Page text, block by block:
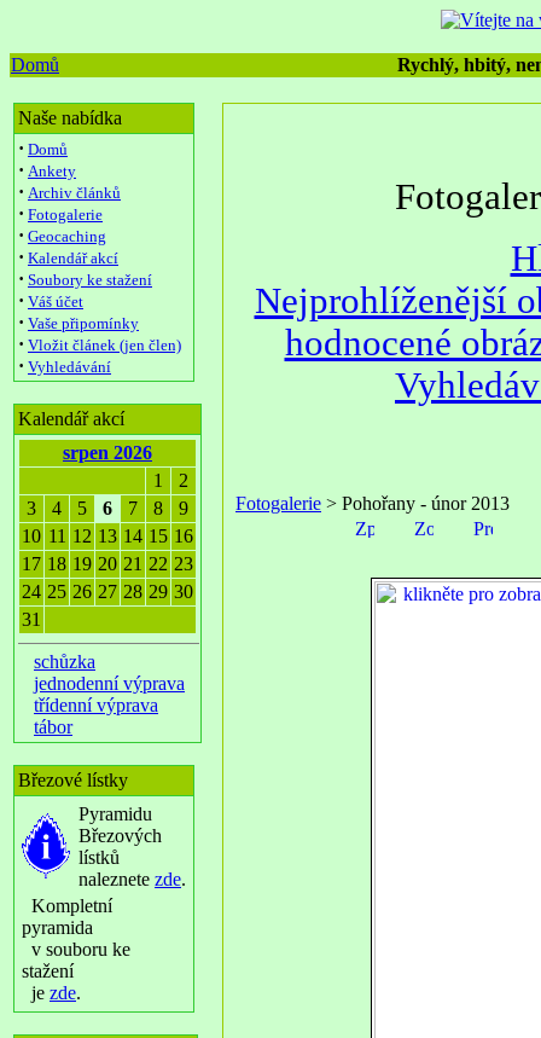
Domů Rychlý, hbitý,
Naše nabídka
· Domů
· Ankety
· Archiv článků
· Fotogalerie
· Geocaching
· Kalendář akcí
· Soubory ke stažení
· Váš účet
· Vaše připomínky
· Vložit článek (jen člen)
· Vyhledávání
Kalendář akcí
srpen 2026
1
2
3
4 5 6 7 8
9
10 11 12 13 14 15 16
17 18 19 20 21 22 23
24 25 26 27 28 29 30
31
schůzka
jednodenní výprava
třídenní výprava
tábor
Březové lístky
Pyramidu
Březových
lístků
naleznete zde.
Kompletní
pyramida
v souboru ke
stažení
je zde.
Nejprohlíženější
hodnocené
Fotogalerie > Pohořany - únor 2013